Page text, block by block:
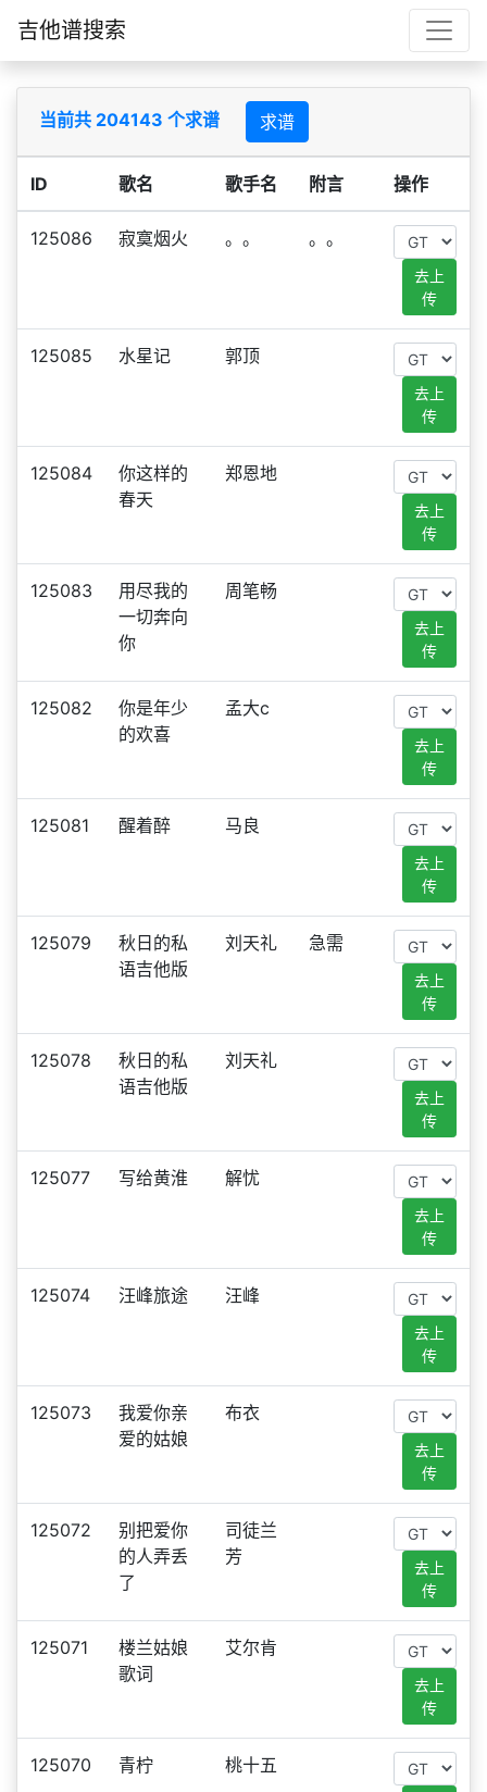
吉他谱搜索
当前共 204143 个求谱 求谱
ID 歌名 歌手名 附言 操作
125086 寂寞烟火 。。 。。
去上
传
125085 水星记 郭顶
去上
传
125084
你这样的
春天
郑恩地
去上
传
125083
用尽我的
一切奔向
你
周笔畅
去上
传
125082
你是年少
的欢喜
孟大c
去上
传
125081 醒着醉 马良
去上
传
125079
秋日的私
语吉他版
刘天礼 急需
去上
传
125078
秋日的私
语吉他版
刘天礼
去上
传
125077 写给黄淮 解忧
去上
传
125074 汪峰旅途 汪峰
去上
传
125073
我爱你亲
爱的姑娘
布衣
去上
传
125072
别把爱你
的人弄丢
了
司徒兰
芳
去上
传
125071
楼兰姑娘
歌词
艾尔肯
去上
传
125070 青柠 桃十五